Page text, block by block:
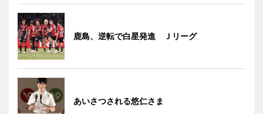
鹿島、逆転で白星発進 Ｊリーグ
あいさつされる悠仁さま